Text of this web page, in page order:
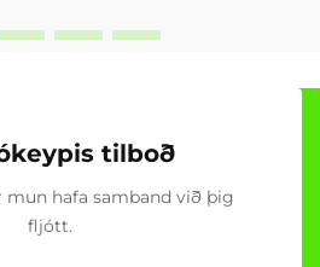
tilboð
hafa samband við þig
fljótt.